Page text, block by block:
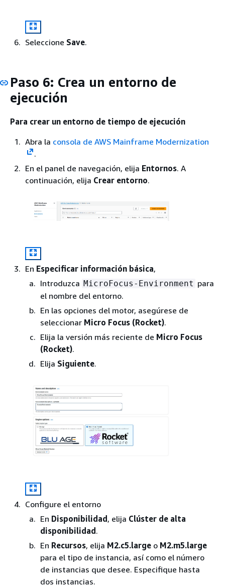
Seleccione Save.
Paso 6: Crea un entorno de
ejecución
Para crear un entorno de tiempo de ejecución
Abra la consola de AWS Mainframe Modernization
.
En el panel de navegación, elija Entornos. A
continuación, elija Crear entorno.
En Especificar información básica,
Introduzca MicroFocus-Environment para
el nombre del entorno.
En las opciones del motor, asegúrese de
seleccionar Micro Focus (Rocket).
Elija la versión más reciente de Micro Focus
(Rocket).
Elija Siguiente.
Configure el entorno
En Disponibilidad, elija Clúster de alta
disponibilidad.
En Recursos, elija M2.c5.large o M2.m5.large
para el tipo de instancia, así como el número
de instancias que desee. Especifique hasta
dos instancias.